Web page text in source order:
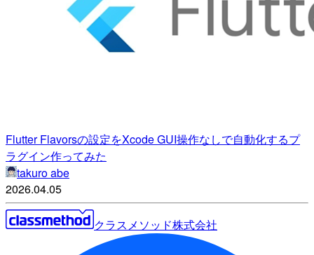
Flutter Flavorsの設定をXcode GUI操作なしで自動化するプ
ラグイン作ってみた
takuro abe
2026.04.05
クラスメソッド株式会社